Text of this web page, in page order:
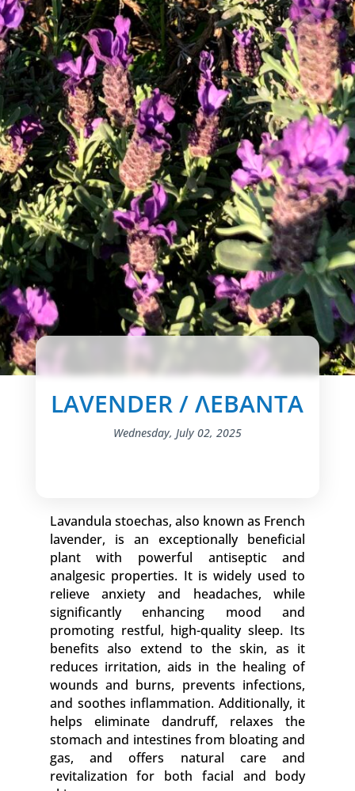
LAVENDER / ΛΕΒΑΝΤΑ
Wednesday, July 02, 2025
Lavandula stoechas, also known as French
lavender, is an exceptionally beneficial
plant with powerful antiseptic and
analgesic properties. It is widely used to
relieve anxiety and headaches, while
significantly enhancing mood and
promoting restful, high-quality sleep. Its
benefits also extend to the skin, as it
reduces irritation, aids in the healing of
wounds and burns, prevents infections,
and soothes inflammation. Additionally, it
helps eliminate dandruff, relaxes the
stomach and intestines from bloating and
gas, and offers natural care and
revitalization for both facial and body